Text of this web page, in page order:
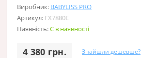
Виробник: BABYLISS PRO
Артикул: FX7880E
Наявність:Є в наявності
4 380 грн. Знайшли дешевше?